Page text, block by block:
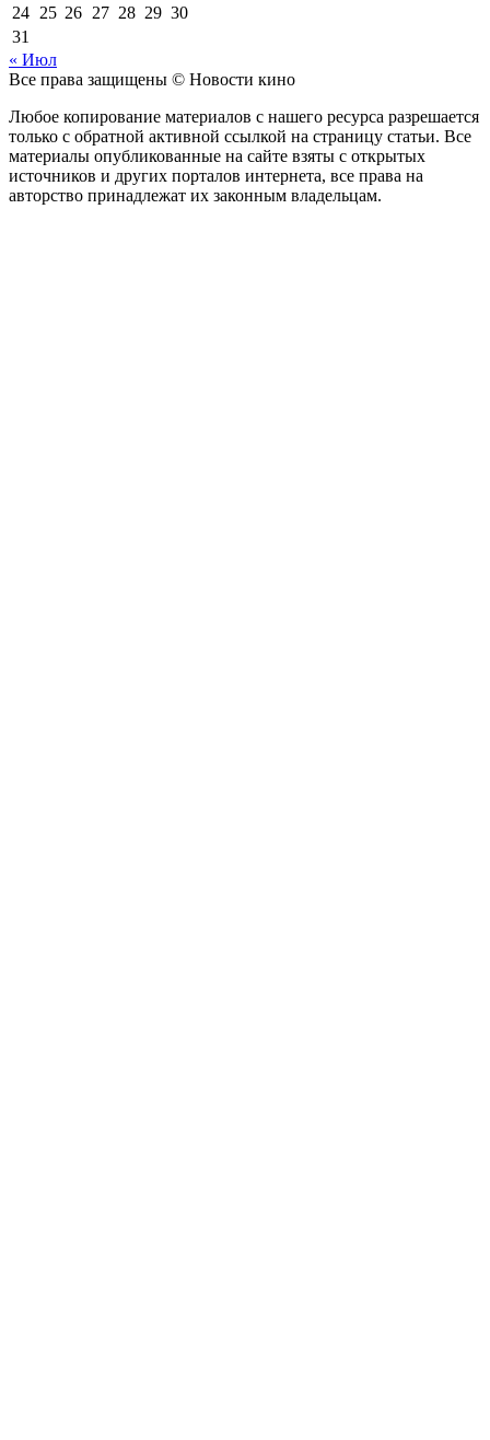
24 25 26 27 28 29 30
31
« Июл
Все права защищены © Новости кино
Любое копирование материалов с нашего ресурса разрешается
только с обратной активной ссылкой на страницу статьи. Все
материалы опубликованные на сайте взяты с открытых
источников и других порталов интернета, все права на
авторство принадлежат их законным владельцам.